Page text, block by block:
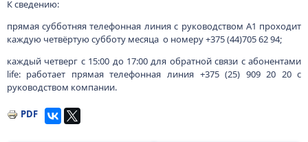
К сведению:
прямая субботняя телефонная линия с руководством А1 проходит
каждую четвёртую субботу месяца о номеру +375 (44)705 62 94;
каждый четверг с 15:00 до 17:00 для обратной связи с абонентами
life: работает прямая телефонная линия +375 (25) 909 20 20 c
руководством компании.
PDF